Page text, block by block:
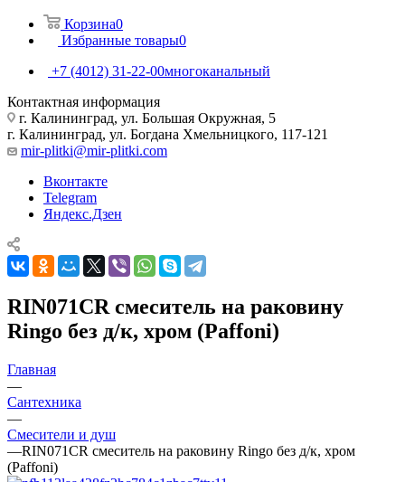
Корзина0
Избранные товары0
+7 (4012) 31-22-00многоканальный
Контактная информация
г. Калининград, ул. Большая Окружная, 5
г. Калининград, ул. Богдана Хмельницкого, 117-121
mir-plitki@mir-plitki.com
Вконтакте
Telegram
Яндекс.Дзен
RIN071CR смеситель на раковину
Ringo без д/к, хром (Paffoni)
Главная
—
Сантехника
—
Смесители и душ
—RIN071CR смеситель на раковину Ringo без д/к, хром
(Paffoni)